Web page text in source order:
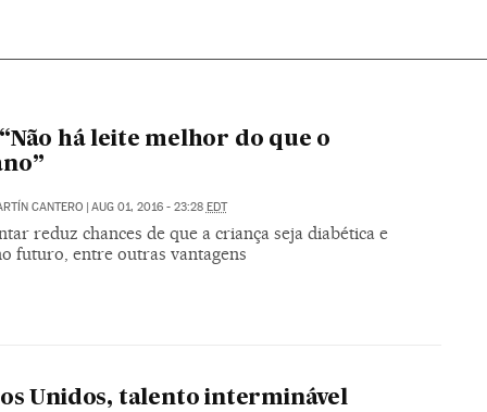
“Não há leite melhor do que o
CANTERO | AUG 01, 2016 - 23:28 EDT
reduz chances de que a criança seja diabética e
futuro, entre outras vantagens
Unidos, talento interminável